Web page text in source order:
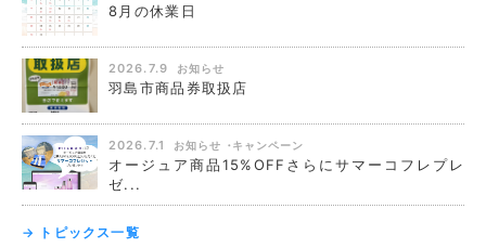
8月の休業日
2026.7.9 お知らせ
羽島市商品券取扱店
2026.7.1 お知らせ キャンペーン
オージュア商品15%OFFさらにサマーコフレプレ
ゼ...
→ トピックス一覧